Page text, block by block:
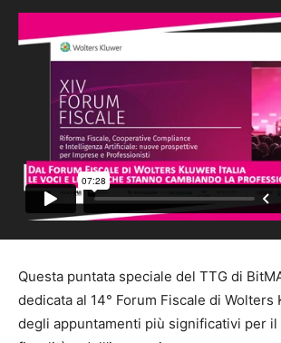
Questa puntata speciale del TTG di
dedicata al 14° Forum Fiscale di Wolters
degli appuntamenti più significativi per il